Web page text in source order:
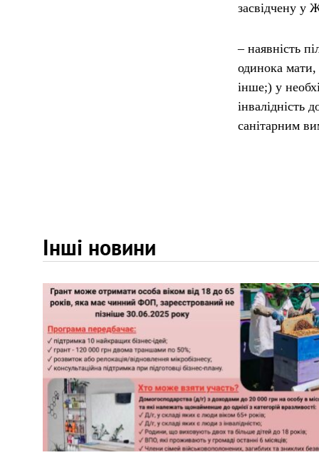
засвідчену у
– наявність
одинока мати,
інше;) у
інвалідність
санітарним
Інші новини